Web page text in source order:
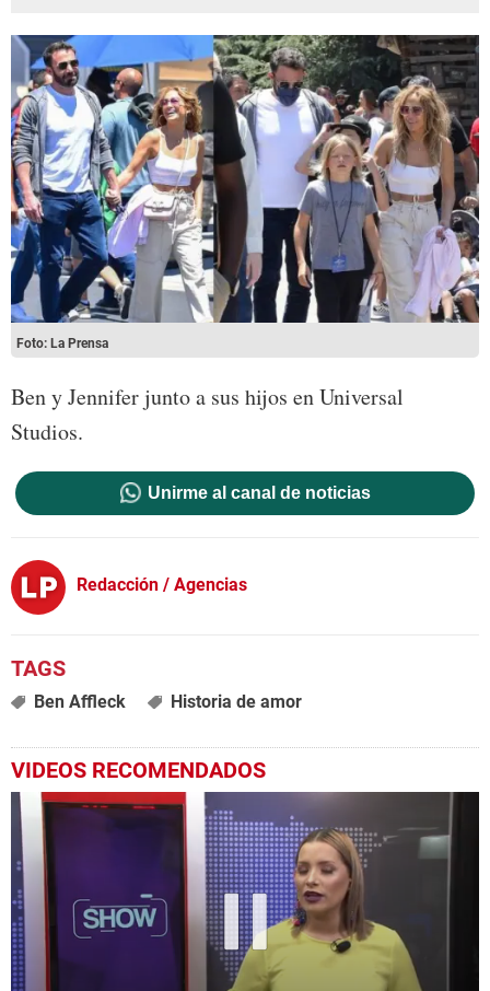
Foto: La Prensa
Ben y Jennifer junto a sus hijos en Universal
Studios.
Unirme al canal de noticias
Redacción / Agencias
Ben Affleck Historia de amor
VIDEOS RECOMENDADOS